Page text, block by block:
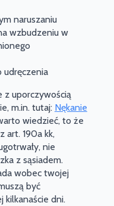
naruszaniu
wzbudzeniu w
udręczenia
z uporczywością
m.in. tutaj: Nękanie
wiedzieć, to że
art. 190a kk,
nie
z sąsiadem.
wobec twojej
być
kilkanaście dni.